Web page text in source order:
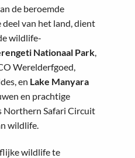
de beroemde
van het land, dient
wildlife-
Nationaal Park
Werelderfgoed,
en Lake Manyara
en prachtige
Northern Safari Circuit
wildlife.
wildlife te